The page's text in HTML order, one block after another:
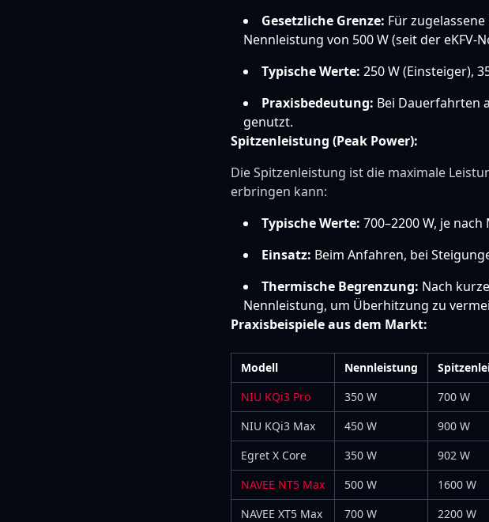
Gesetzliche Grenze: Für
Nennleistung von 500 W (seit der eKFV-
Typische Werte: 250 W (Einsteiger),
Praxisbedeutung: Bei Dauerfahrten
genutzt.
Spitzenleistung (Peak Power):
Die Spitzenleistung ist die maximale
erbringen kann:
Typische Werte: 700–2200 W, je nach
Einsatz: Beim Anfahren, bei
Thermische Begrenzung: Nach
Nennleistung, um Überhitzung zu
Praxisbeispiele aus dem Markt:
Modell Nennleistung
NIU KQi3 Pro
350 W 700 W
NIU KQi3 Max
450 W 900 W
Egret X Core
350 W 902 W
NAVEE NT5 Max
500 W 1600 W
NAVEE XT5 Max
700 W 2200 W